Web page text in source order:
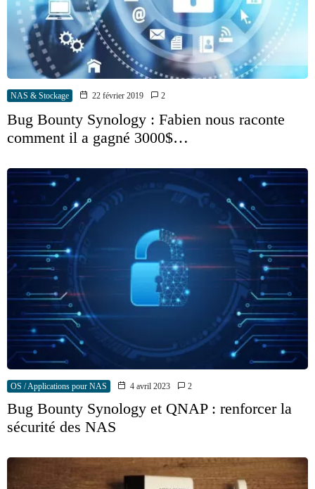
NAS & Stockage 22 février 2019 2
Bug Bounty Synology : Fabien nous raconte
comment il a gagné 3000$…
OS / Applications pour NAS 4 avril 2023 2
Bug Bounty Synology et QNAP : renforcer la
sécurité des NAS